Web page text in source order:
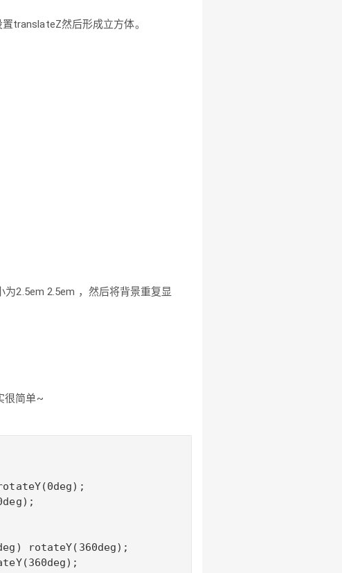
translateZ然后形成立方体。
2.5em 2.5em ，然后将背景重复显
很简单~
rotateY(360deg);